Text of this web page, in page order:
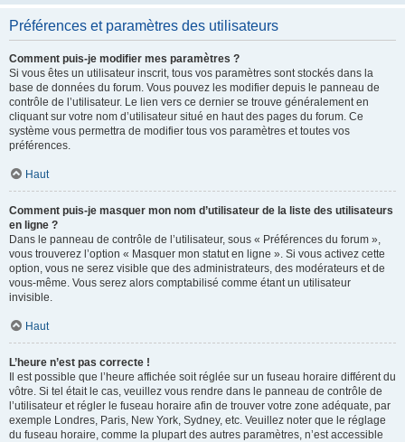
Préférences et paramètres des utilisateurs
Comment puis-je modifier mes paramètres ?
Si vous êtes un utilisateur inscrit, tous vos paramètres sont stockés dans la
base de données du forum. Vous pouvez les modifier depuis le panneau de
contrôle de l’utilisateur. Le lien vers ce dernier se trouve généralement en
cliquant sur votre nom d’utilisateur situé en haut des pages du forum. Ce
système vous permettra de modifier tous vos paramètres et toutes vos
préférences.
Haut
Comment puis-je masquer mon nom d’utilisateur de la liste des utilisateurs
en ligne ?
Dans le panneau de contrôle de l’utilisateur, sous « Préférences du forum »,
vous trouverez l’option « Masquer mon statut en ligne ». Si vous activez cette
option, vous ne serez visible que des administrateurs, des modérateurs et de
vous-même. Vous serez alors comptabilisé comme étant un utilisateur
invisible.
Haut
L’heure n’est pas correcte !
Il est possible que l’heure affichée soit réglée sur un fuseau horaire différent du
vôtre. Si tel était le cas, veuillez vous rendre dans le panneau de contrôle de
l’utilisateur et régler le fuseau horaire afin de trouver votre zone adéquate, par
exemple Londres, Paris, New York, Sydney, etc. Veuillez noter que le réglage
du fuseau horaire, comme la plupart des autres paramètres, n’est accessible